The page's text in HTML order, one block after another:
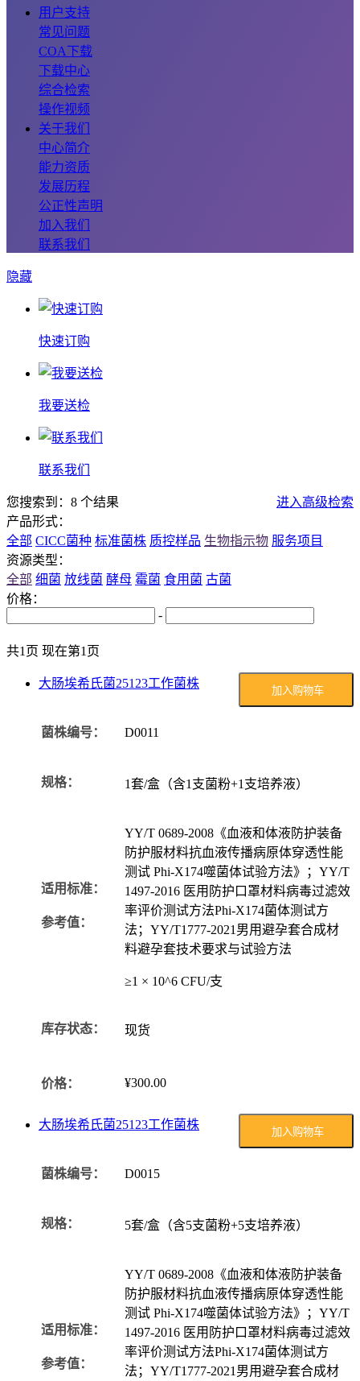
用户支持
常见问题
COA下载
下载中心
综合检索
操作视频
关于我们
中心简介
能力资质
发展历程
公正性声明
加入我们
联系我们
隐藏
快速订购
我要送检
联系我们
您搜索到：8 个结果
进入高级检索
产品形式：
全部 CICC菌种 标准菌株 质控样品 生物指示物 服务项目
资源类型：
全部 细菌 放线菌 酵母 霉菌 食用菌 古菌
价格：
-
共1页 现在第1页
大肠埃希氏菌25123工作菌株
加入购物车
菌株编号： D0011
规格： 1套/盒（含1支菌粉+1支培养液）
适用标准：
参考值：
YY/T 0689-2008《血液和体液防护装备
防护服材料抗血液传播病原体穿透性能
测试 Phi-X174噬菌体试验方法》；YY/T
1497-2016 医用防护口罩材料病毒过滤效
率评价测试方法Phi-X174菌体测试方
法；YY/T1777-2021男用避孕套合成材
料避孕套技术要求与试验方法
≥1 × 10^6 CFU/支
库存状态： 现货
价格： ¥300.00
大肠埃希氏菌25123工作菌株
加入购物车
菌株编号： D0015
规格： 5套/盒（含5支菌粉+5支培养液）
适用标准：
参考值：
YY/T 0689-2008《血液和体液防护装备
防护服材料抗血液传播病原体穿透性能
测试 Phi-X174噬菌体试验方法》；YY/T
1497-2016 医用防护口罩材料病毒过滤效
率评价测试方法Phi-X174菌体测试方
法；YY/T1777-2021男用避孕套合成材